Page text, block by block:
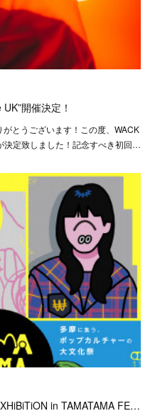
開催決定！
とうございます！この度、WACK
決定致しました！記念すべき初回…
in TAMATAMA FE…